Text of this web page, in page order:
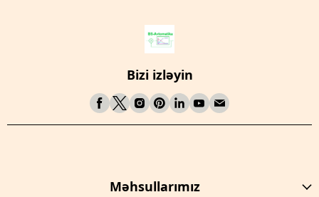
Bizi izləyin
Məhsullarımız